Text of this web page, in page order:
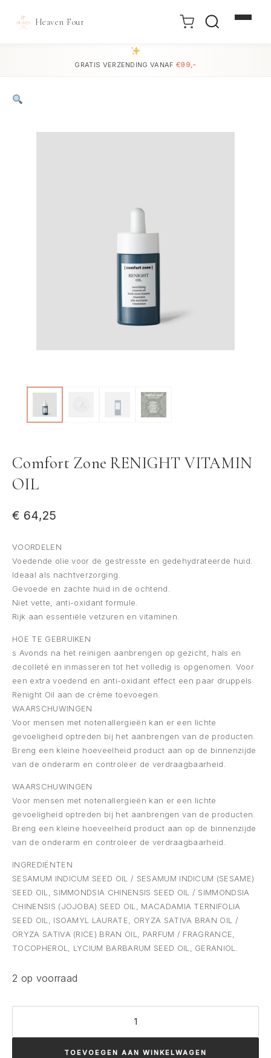
Heaven Four
inhoud
GRATIS VERZENDING VANAF€99,-
Comfort Zone RENIGHT VITAMIN
OIL
€ 64,25
VOORDELEN
Voedende olie voor de gestresste en gedehydrateerde huid.
Ideaal als nachtverzorging.
Gevoede en zachte huid in de ochtend.
Niet vette, anti-oxidant formule.
Rijk aan essentiële vetzuren en vitaminen.
HOE TE GEBRUIKEN
s Avonds na het reinigen aanbrengen op gezicht, hals en
decolleté en inmasseren tot het volledig is opgenomen. Voor
een extra voedend en anti-oxidant effect een paar druppels
Renight Oil aan de crème toevoegen.
WAARSCHUWINGEN
Voor mensen met notenallergieën kan er een lichte
gevoeligheid optreden bij het aanbrengen van de producten.
Breng een kleine hoeveelheid product aan op de binnenzijde
van de onderarm en controleer de verdraagbaarheid.
WAARSCHUWINGEN
Voor mensen met notenallergieën kan er een lichte
gevoeligheid optreden bij het aanbrengen van de producten.
Breng een kleine hoeveelheid product aan op de binnenzijde
van de onderarm en controleer de verdraagbaarheid.
INGREDIËNTEN
SESAMUM INDICUM SEED OIL / SESAMUM INDICUM (SESAME)
SEED OIL, SIMMONDSIA CHINENSIS SEED OIL / SIMMONDSIA
CHINENSIS (JOJOBA) SEED OIL, MACADAMIA TERNIFOLIA
SEED OIL, ISOAMYL LAURATE, ORYZA SATIVA BRAN OIL /
ORYZA SATIVA (RICE) BRAN OIL, PARFUM / FRAGRANCE,
TOCOPHEROL, LYCIUM BARBARUM SEED OIL, GERANIOL.
2 op voorraad
TOEVOEGEN AAN WINKELWAGEN